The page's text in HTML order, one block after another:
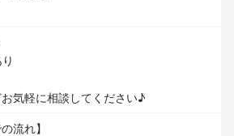
気軽に相談してください♪
流れ】